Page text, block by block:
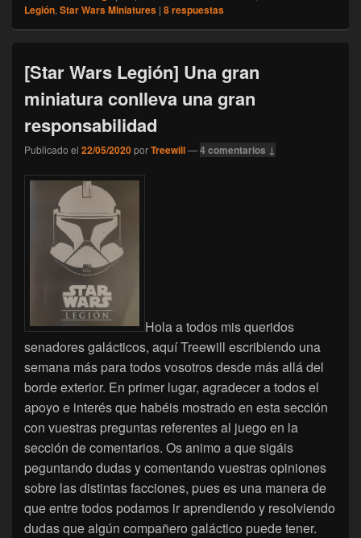
Legión, Star Wars Miniatures | 8respuestas
[Star Wars Legión] Una gran
miniatura conlleva una gran
responsabilidad
Publicado el 22/05/2020porTreewill—4 comentarios ↓
Hola a todos mis queridos
senadores galácticos, aquí Treewill escribiendo una
semana más para todos vosotros desde más allá del
borde exterior. En primer lugar, agradecer a todos el
apoyo e interés que habéis mostrado en esta sección
con vuestras preguntas referentes al juego en la
sección de comentarios. Os animo a que sigáis
peguntando dudas y comentando vuestras opiniones
sobre las distintas facciones, pues es una manera de
que entre todos podamos ir aprendiendo y resolviendo
dudas que algún compañero galáctico puede tener.